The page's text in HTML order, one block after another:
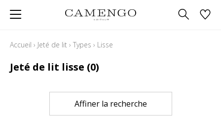
Accueil › Jeté de lit › Types › Lisse
Jeté de lit lisse (0)
Affiner la recherche